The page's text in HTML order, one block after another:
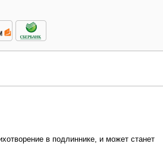
в подлиннике, и может станет